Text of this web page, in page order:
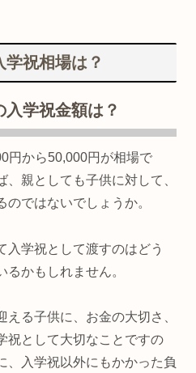
祝相場は？
学祝金額は？
円から50,000円が相場で
親としても子供に対して、
ではないでしょうか。
入学祝として渡すのはどう
かもしれません。
る子供に、お金の大切さ、
祝として大切なことですの
、入学祝以外にもかかった負